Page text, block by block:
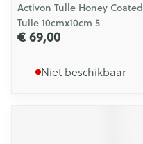
Activon Tulle Honey Coated
Tulle 10cmx10cm 5
€ 69,00
Niet beschikbaar